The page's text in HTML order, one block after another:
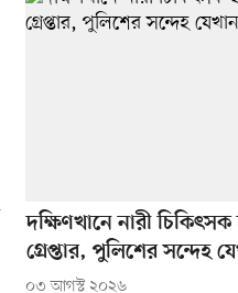
দক্ষিণখানে নারী চিকিৎসক
গ্রেপ্তার, পুলিশের সন্দেহ
০৩ আগস্ট ২০২৬